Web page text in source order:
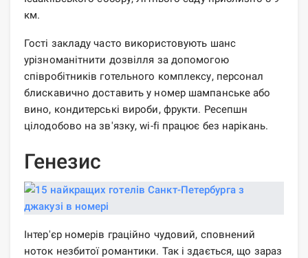
км.
Гості закладу часто використовують шанс
урізноманітнити дозвілля за допомогою
співробітників готельного комплексу, персонал
блискавично доставить у номер шампанське або
вино, кондитерські вироби, фрукти. Ресепшн
цілодобово на зв'язку, wi-fi працює без нарікань.
Генезис
Інтер'єр номерів граційно чудовий, сповнений
ноток незбитої романтики. Так і здається, що зараз